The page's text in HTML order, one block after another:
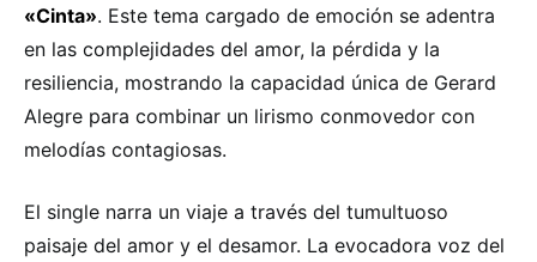
«Cinta». Este tema cargado de emoción se adentra
en las complejidades del amor, la pérdida y la
resiliencia, mostrando la capacidad única de Gerard
Alegre para combinar un lirismo conmovedor con
melodías contagiosas.
El single narra un viaje a través del tumultuoso
paisaje del amor y el desamor. La evocadora voz del